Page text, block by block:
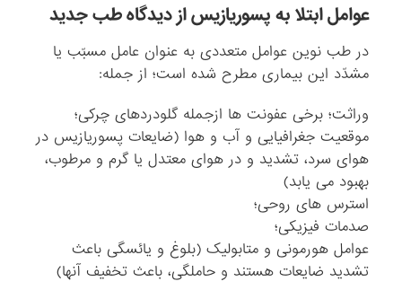
عوامل ابتلا به پسوریازیس از دیدگاه طب جدید
در طب نوین عوامل متعددی به عنوان عامل مسبّب یا
مشدّد این بیماری مطرح شده است؛ از جمله:
وراثت؛ برخی عفونت ها ازجمله گلودردهای چرکی؛
موقعیت جغرافیایی و آب و هوا (ضایعات پسوریازیس در
هوای سرد، تشدید و در هوای معتدل یا گرم و مرطوب،
بهبود می یابد)
استرس های روحی؛
صدمات فیزیکی؛
عوامل هورمونی و متابولیک (بلوغ و یائسگی باعث
تشدید ضایعات هستند و حاملگی، باعث تخفیف آنها)